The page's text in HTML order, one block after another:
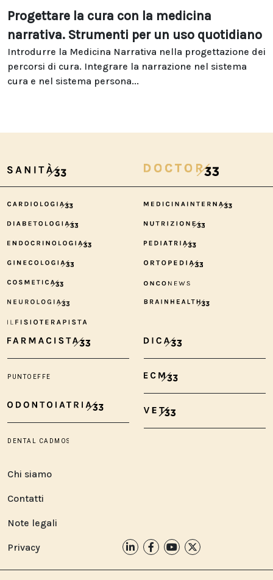
Progettare la cura con la medicina
narrativa. Strumenti per un uso quotidiano
Introdurre la Medicina Narrativa nella progettazione dei
percorsi di cura. Integrare la narrazione nel sistema
cura e nel sistema persona...
Chi siamo
Contatti
Note legali
Privacy